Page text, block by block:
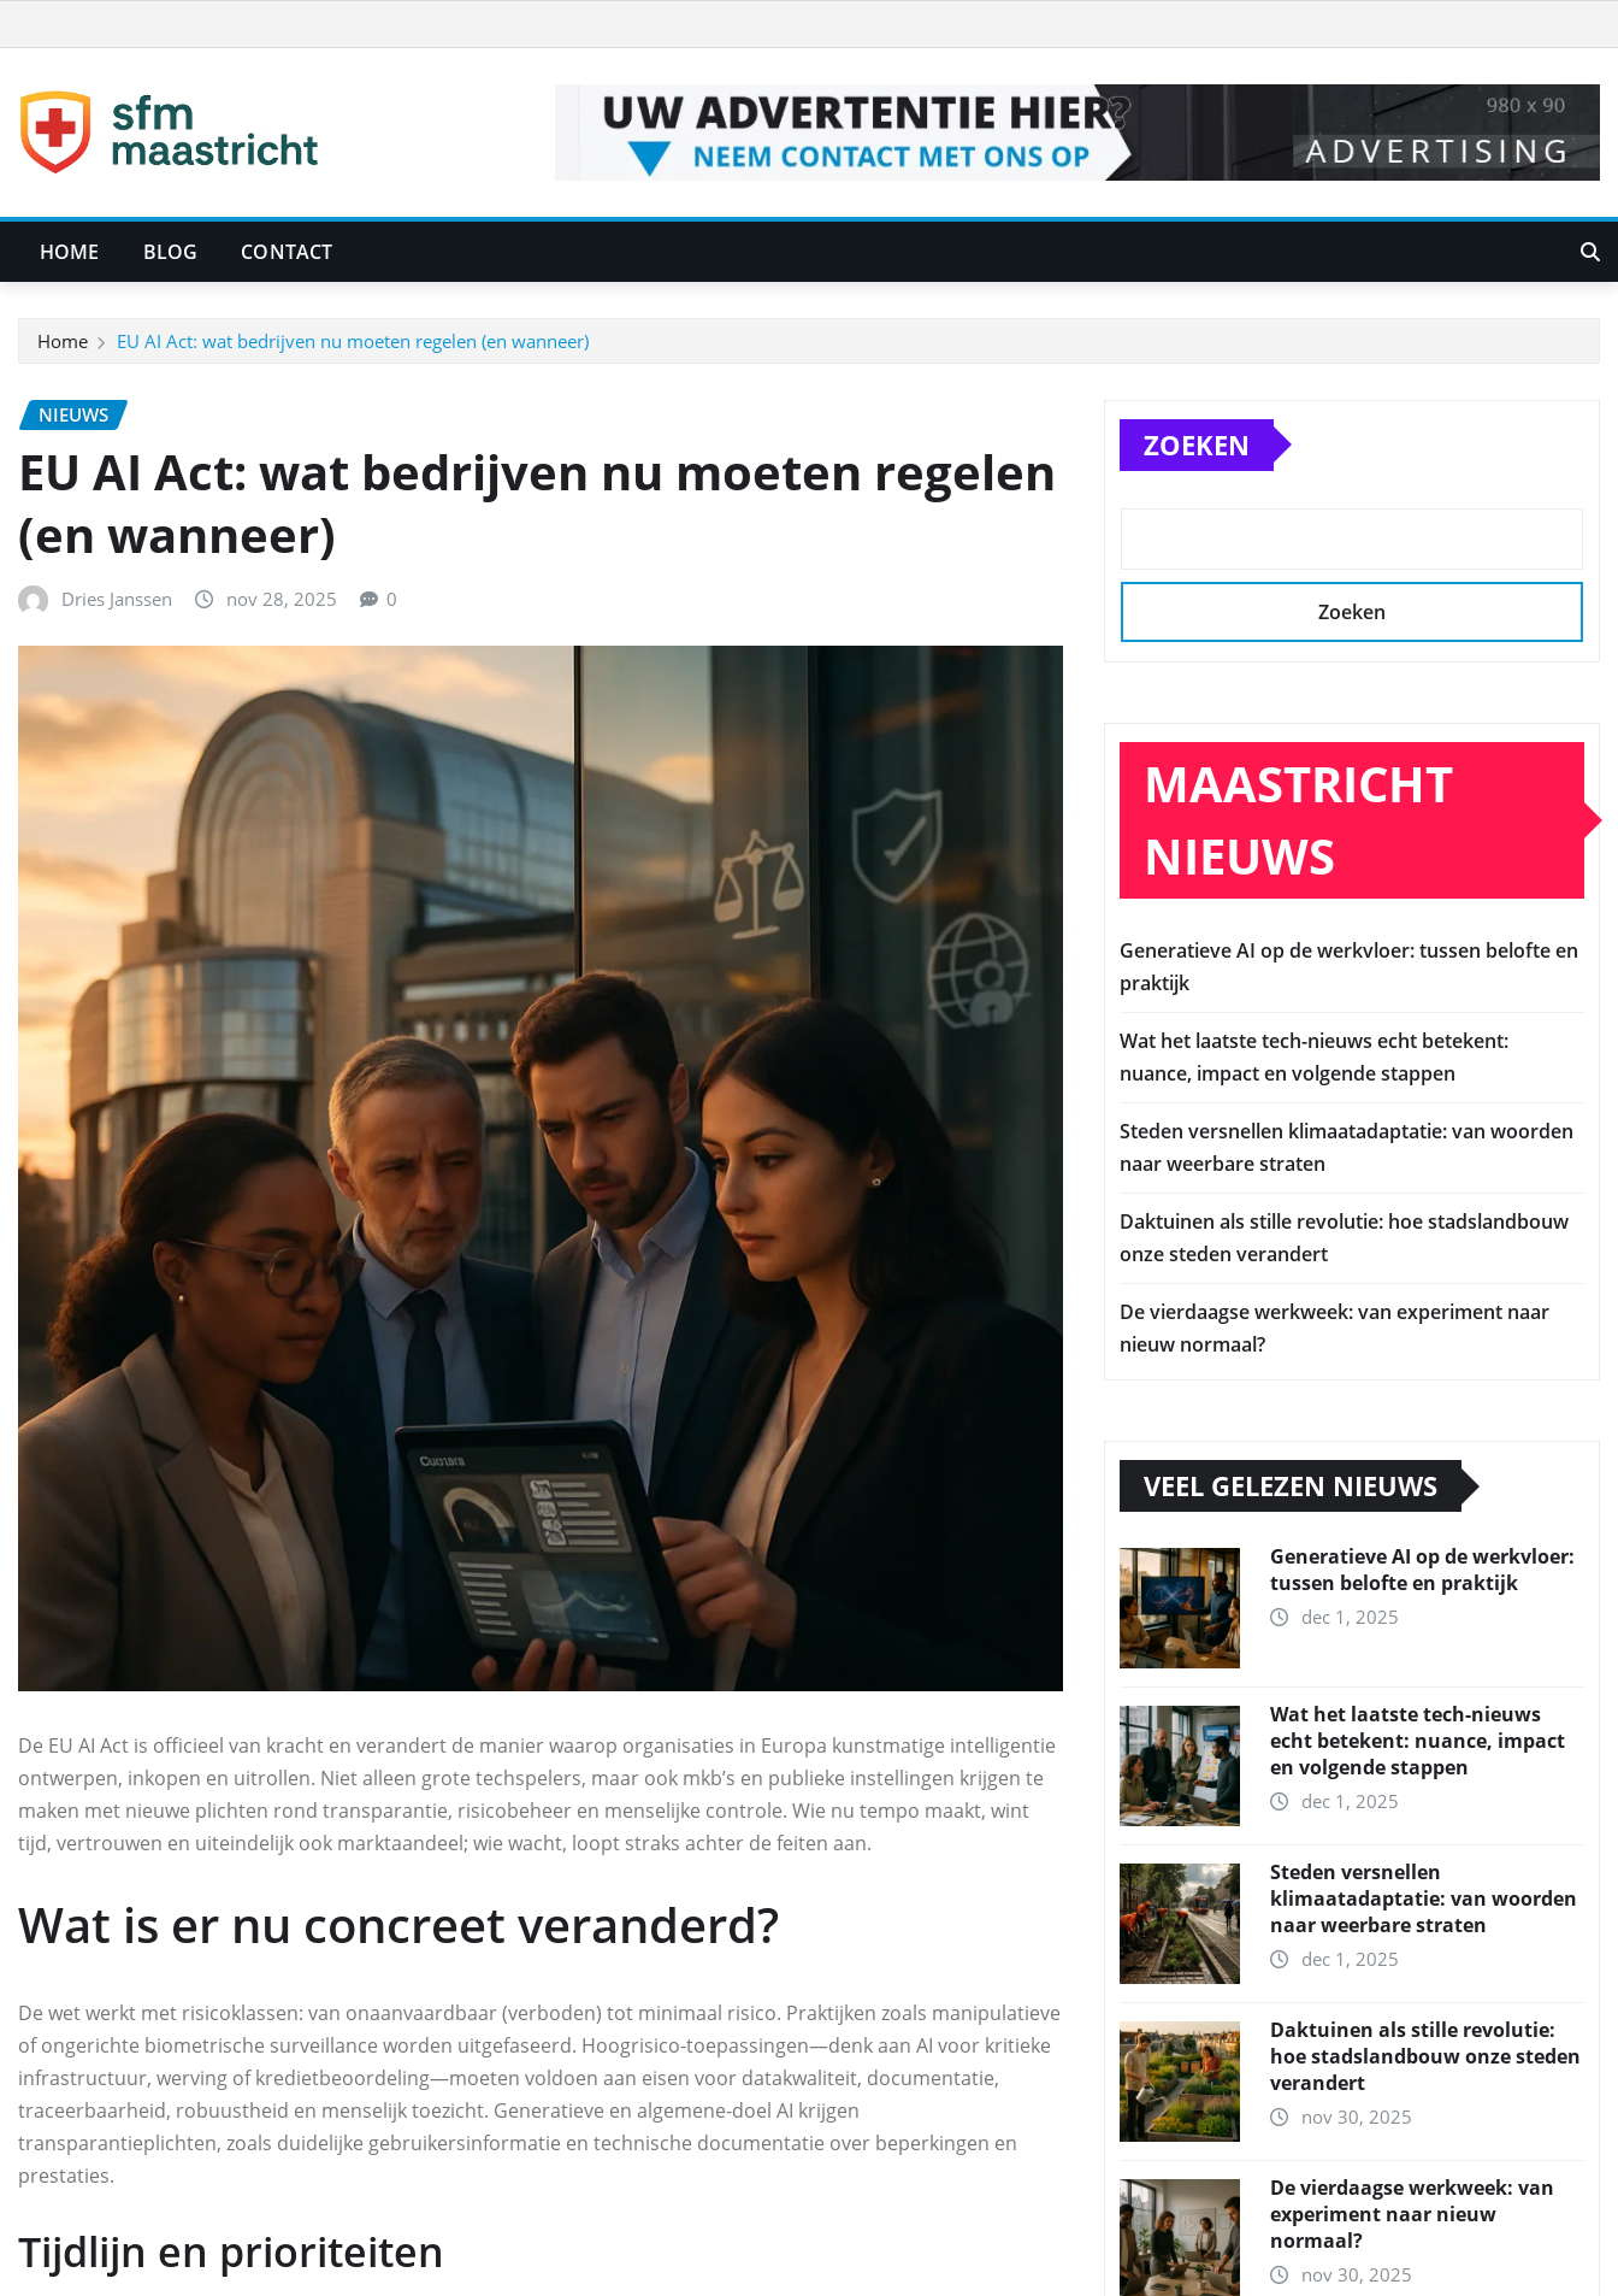
naar
inhoud
HOME BLOG CONTACT
Home EU AI Act: wat bedrijven nu moeten regelen (en wanneer)
NIEUWS
EU AI Act: wat bedrijven nu moeten regelen
(en wanneer)
Dries Janssen nov 28, 2025 0
De EU AI Act is officieel van kracht en verandert de manier waarop organisaties in Europa kunstmatige intelligentie
ontwerpen, inkopen en uitrollen. Niet alleen grote techspelers, maar ook mkb’s en publieke instellingen krijgen te
maken met nieuwe plichten rond transparantie, risicobeheer en menselijke controle. Wie nu tempo maakt, wint
tijd, vertrouwen en uiteindelijk ook marktaandeel; wie wacht, loopt straks achter de feiten aan.
Wat is er nu concreet veranderd?
De wet werkt met risicoklassen: van onaanvaardbaar (verboden) tot minimaal risico. Praktijken zoals manipulatieve
of ongerichte biometrische surveillance worden uitgefaseerd. Hoogrisico‑toepassingen—denk aan AI voor kritieke
infrastructuur, werving of kredietbeoordeling—moeten voldoen aan eisen voor datakwaliteit, documentatie,
traceerbaarheid, robuustheid en menselijk toezicht. Generatieve en algemene‑doel AI krijgen
transparantieplichten, zoals duidelijke gebruikersinformatie en technische documentatie over beperkingen en
prestaties.
Tijdlijn en prioriteiten
ZOEKEN
Zoeken
MAASTRICHT
NIEUWS
Generatieve AI op de werkvloer: tussen belofte en
praktijk
Wat het laatste tech-nieuws echt betekent:
nuance, impact en volgende stappen
Steden versnellen klimaatadaptatie: van woorden
naar weerbare straten
Daktuinen als stille revolutie: hoe stadslandbouw
onze steden verandert
De vierdaagse werkweek: van experiment naar
nieuw normaal?
VEEL GELEZEN NIEUWS
Generatieve AI op de werkvloer:
tussen belofte en praktijk
dec 1, 2025
Wat het laatste tech-nieuws
echt betekent: nuance, impact
en volgende stappen
dec 1, 2025
Steden versnellen
klimaatadaptatie: van woorden
naar weerbare straten
dec 1, 2025
Daktuinen als stille revolutie:
hoe stadslandbouw onze steden
verandert
nov 30, 2025
De vierdaagse werkweek: van
experiment naar nieuw
normaal?
nov 30, 2025